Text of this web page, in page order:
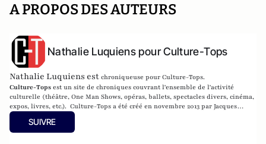
A PROPOS DES AUTEURS
Nathalie Luquiens pour Culture-Tops
Nathalie Luquiens est chroniqueuse pour Culture-Tops.
Culture-Tops est un site de chroniques couvrant l'ensemble de l'activité
culturelle (théâtre, One Man Shows, opéras, ballets, spectacles divers, cinéma,
expos, livres, etc.). Culture-Tops a été créé en novembre 2013 par Jacques
Paugam , journaliste et écrivain, et son fils, Gabriel Lecarpentier-Paugam, 23
ans, en Master d'école de commerce, et grand amateur de One Man Shows.
SUIVRE